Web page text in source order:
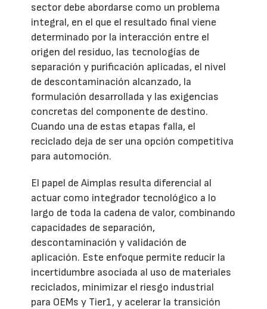
sector debe abordarse como un problema
integral, en el que el resultado final viene
determinado por la interacción entre el
origen del residuo, las tecnologías de
separación y purificación aplicadas, el nivel
de descontaminación alcanzado, la
formulación desarrollada y las exigencias
concretas del componente de destino.
Cuando una de estas etapas falla, el
reciclado deja de ser una opción competitiva
para automoción.
El papel de Aimplas resulta diferencial al
actuar como integrador tecnológico a lo
largo de toda la cadena de valor, combinando
capacidades de separación,
descontaminación y validación de
aplicación. Este enfoque permite reducir la
incertidumbre asociada al uso de materiales
reciclados, minimizar el riesgo industrial
para OEMs y Tier1, y acelerar la transición